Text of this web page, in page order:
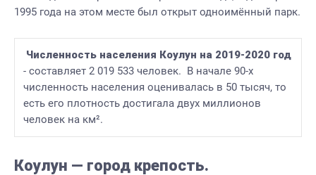
1995 года на этом месте был открыт одноимённый парк.
Численность населения Коулун на 2019-2020 год
- составляет 2 019 533 человек.  В начале 90-х
численность населения оценивалась в 50 тысяч, то
есть его плотность достигала двух миллионов
человек на км².
Коулун — город крепость.